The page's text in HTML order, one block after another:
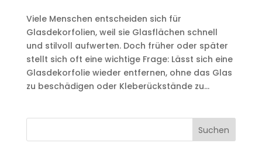
Viele Menschen entscheiden sich für
Glasdekorfolien, weil sie Glasflächen schnell
und stilvoll aufwerten. Doch früher oder später
stellt sich oft eine wichtige Frage: Lässt sich eine
Glasdekorfolie wieder entfernen, ohne das Glas
zu beschädigen oder Kleberückstände zu...
Suchen